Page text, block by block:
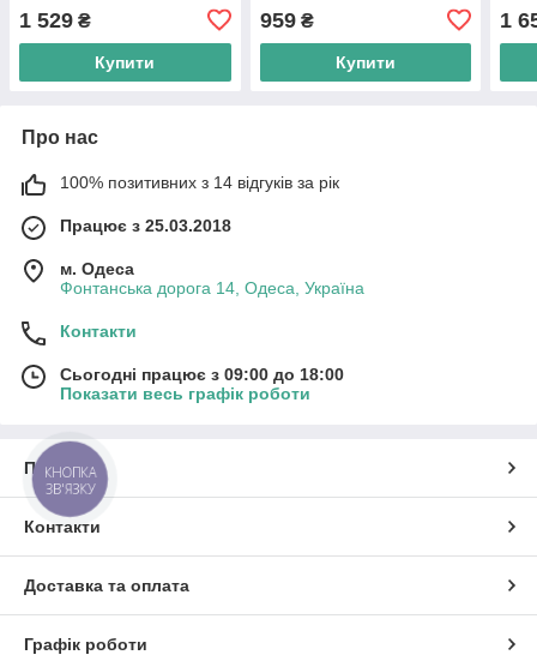
1 529 ₴
Купити
959₴
Купити
1
Про нас
100% позитивних з 14 відгуків за рік
Працює з 25.03.2018
м. Одеса
Фонтанська дорога 14, Одеса, Україна
Контакти
Сьогодні працює з 09:00 до 18:00
Показати весь графік роботи
Про нас
Контакти
Доставка та оплата
Графік роботи
КНОПКА
ЗВ'ЯЗКУ